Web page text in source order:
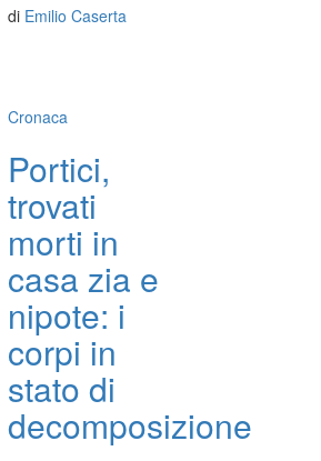
di Emilio Caserta
Cronaca
Portici,
trovati
morti in
casa zia e
nipote: i
corpi in
stato di
decomposizione